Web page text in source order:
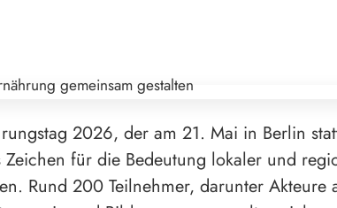
2026, der am 21. Mai in Berlin
Zeichen für die Bedeutung lokaler und
Rund 200 Teilnehmer, darunter Akteure